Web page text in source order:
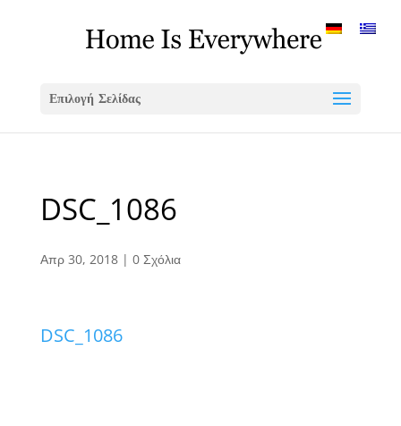
Επιλογή Σελίδας
DSC_1086
Απρ 30, 2018| 0 Σχόλια
DSC_1086